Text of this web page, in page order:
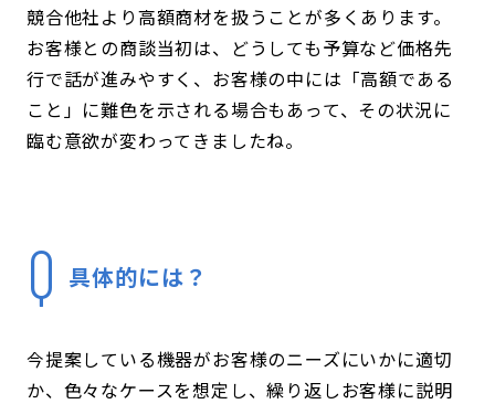
競合他社より高額商材を扱うことが多くあります。
お客様との商談当初は、どうしても予算など価格先
行で話が進みやすく、お客様の中には「高額である
こと」に難色を示される場合もあって、その状況に
臨む意欲が変わってきましたね。
具体的には？
今提案している機器がお客様のニーズにいかに適切
か、色々なケースを想定し、繰り返しお客様に説明